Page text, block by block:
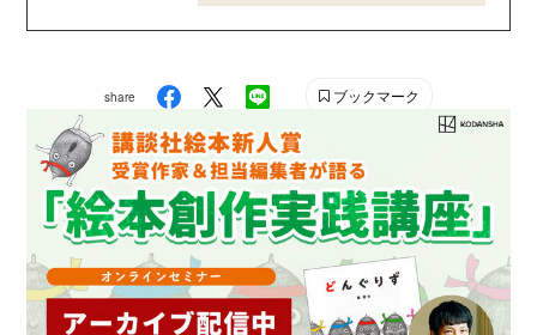
share ブックマーク